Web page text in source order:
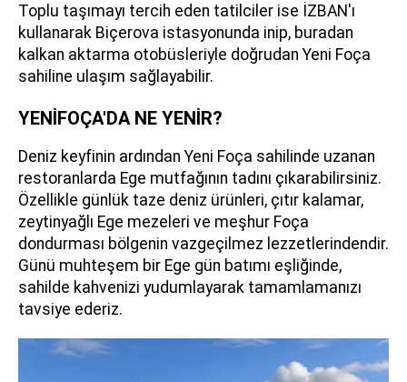
Toplu taşımayı tercih eden tatilciler ise İZBAN'ı
kullanarak Biçerova istasyonunda inip, buradan
kalkan aktarma otobüsleriyle doğrudan Yeni Foça
sahiline ulaşım sağlayabilir.
YENİFOÇA'DA NE YENİR?
Deniz keyfinin ardından Yeni Foça sahilinde uzanan
restoranlarda Ege mutfağının tadını çıkarabilirsiniz.
Özellikle günlük taze deniz ürünleri, çıtır kalamar,
zeytinyağlı Ege mezeleri ve meşhur Foça
dondurması bölgenin vazgeçilmez lezzetlerindendir.
Günü muhteşem bir Ege gün batımı eşliğinde,
sahilde kahvenizi yudumlayarak tamamlamanızı
tavsiye ederiz.